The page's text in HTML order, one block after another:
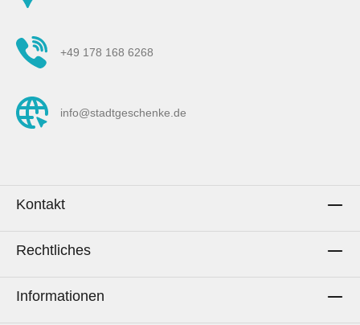
+49 178 168 6268
info@stadtgeschenke.de
Kontakt
Rechtliches
Informationen